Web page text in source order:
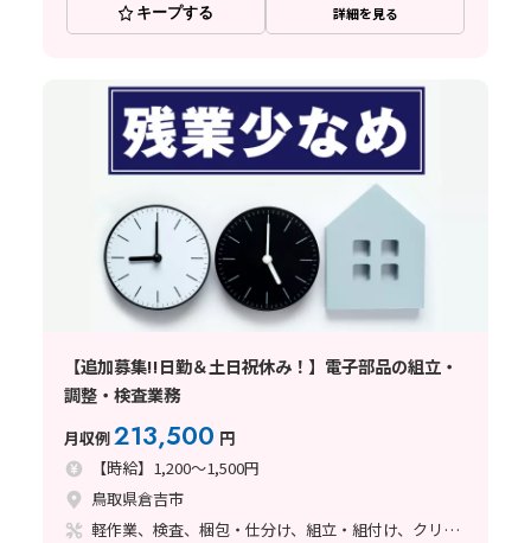
キープする 詳細を見る
【追加募集!!日勤＆土日祝休み！】電子部品の組立・
調整・検査業務
月収例213,500 円
【時給】1,200～1,500円
鳥取県倉吉市
軽作業、検査、梱包・仕分け、組立・組付け、クリーンルーム、ライン作業、ハンダ付け、立ち作業